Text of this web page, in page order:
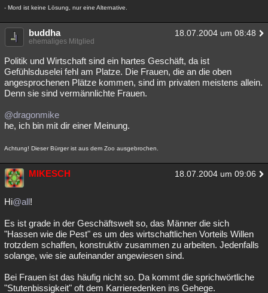
- Mord ist keine Lösung, nur eine Alternative.
buddha 18.07.2004 um 08:48
ehemaliges Mitglied
Politik und Wirtschaft sind ein hartes Geschäft, da ist
Gefühlsduselei fehl am Platze. Die Frauen, die an die oben
angesprochenen Plätze kommen, sind im privaten meistens allein.
Denn sie sind vermännlichte Frauen.
@dragonmike
he, ich bin mit dir einer Meinung.
Achtung! Dieser Bürger ist aus dem Zoo ausgebrochen.
MIKESCH 18.07.2004 um 09:06
Hi@all!
Es ist grade in der Geschäftswelt so, das Männer die sich
"Hassen wie die Pest" es um des wirtschaftlichen Vorteils Willen
trotzdem schaffen, konstruktiv zusammen zu arbeiten. Jedenfalls
solange, wie sie aufeinander angewiesen sind.
Bei Frauen ist das häufig nicht so. Da kommt die sprichwörtliche
"Stutenbissigkeit" oft dem Karrieredenken ins Gehege.